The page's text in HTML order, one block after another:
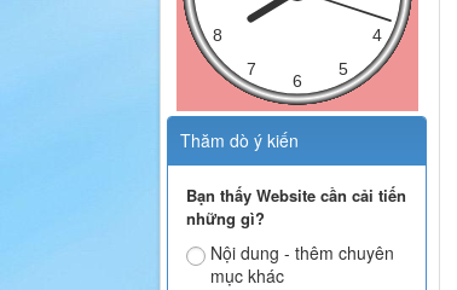
Thăm dò ý kiến
Bạn thấy Website cần cải tiến
những gì?
Nội dung - thêm chuyên
mục khác